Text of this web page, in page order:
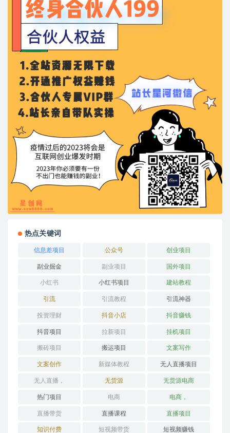
热点关键词
信息差项目 公众号 创业项目
副业掘金 副业项目 国外项目
小红书 小红书项目 建站教程
引流 引流教程 引流神器
投资理财 抖音小店 抖音赚钱
抖音项目 拉新项目 挂机项目
搬砖项目 搬运项目 文案写作
文案创作 新媒体教程 无人直播项目
无人直播， 无货源 无货源电商
热门项目 电商 电商，
直播带货 直播课程 直播项目
知识付费 短视频带货 短视频赚钱